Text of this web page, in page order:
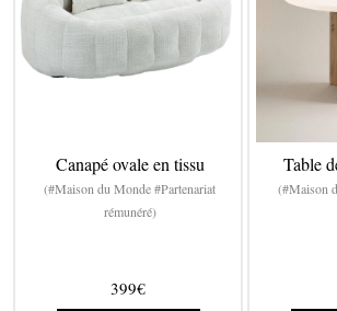
Canapé ovale en tissu
(#Maison du Monde #Partenariat
rémunéré)
399€
Table
(#Maison